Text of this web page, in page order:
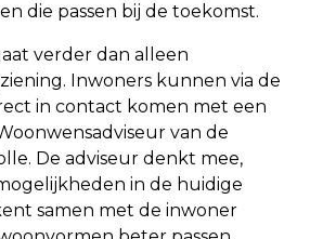
die passen bij de toekomst.
verder dan alleen
Inwoners kunnen via de
in contact komen met een
van de
De adviseur denkt mee,
in de huidige
samen met de inwoner